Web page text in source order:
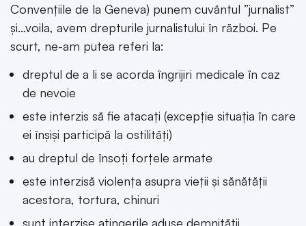
Convențiile de la Geneva) punem cuvântul ”jurnalist”
și…voila, avem drepturile jurnalistului în război. Pe
scurt, ne-am putea referi la:
dreptul de a li se acorda îngrijiri medicale în caz
de nevoie
este interzis să fie atacați (excepție situația în care
ei înșiși participă la ostilități)
au dreptul de însoți forțele armate
este interzisă violența asupra vieții și sănătății
acestora, tortura, chinuri
sunt interzise atingerile aduse demnităţii